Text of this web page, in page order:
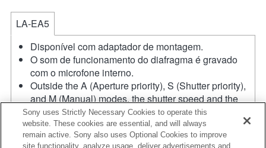
LA-EA5
Disponível com adaptador de montagem.
O som de funcionamento do diafragma é gravado
com o microfone interno.
Outside the A (Aperture priority), S (Shutter priority),
and M (Manual) modes, the shutter speed and the
aperture can not be adjusted during the movie
recording.
Se colocar a lente de montagem tipo A utilizando o
Sony uses Strictly Necessary Cookies to operate this
website. These cookies are essential, and will always
remain active. Sony also uses Optional Cookies to improve
site functionality, analyze usage, deliver advertisements and